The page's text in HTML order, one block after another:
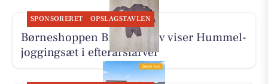
SPONSORERET OPSLAGSTAVLEN
Børneshoppen Brønderslev viser Hummel-
joggingsæt i efterårsfarver